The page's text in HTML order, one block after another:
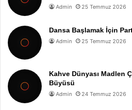
Admin 25 Temmuz 2026
Dansa Başlamak İçin
Admin 25 Temmuz 2026
Kahve Dünyası Madlen
Büyüsü
Admin 24 Temmuz 2026